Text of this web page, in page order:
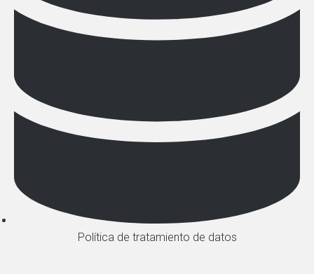
Política de tratamiento de datos